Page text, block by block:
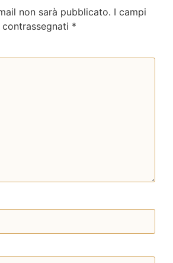
non sarà pubblicato. I campi
*